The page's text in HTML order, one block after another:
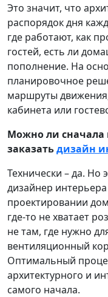
Это значит, что
распорядок дня
где работают, как
гостей, есть ли
пополнение. На
планировочное
маршруты
кабинета или
Можно ли сначала
заказатьдизайн
Технически – да. Но
дизайнер
проектировании
где-то не хватает
не там, где нужно
вентиляционный
Оптимальный
архитектурного и
самого начала.